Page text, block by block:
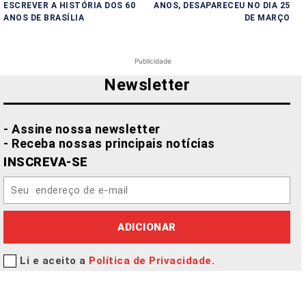
ESCREVER A HISTÓRIA DOS 60
ANOS DE BRASÍLIA
ANOS, DESAPARECEU NO DIA 25
DE MARÇO
Publicidade
Newsletter
- Assine nossa newsletter
- Receba nossas principais notícias
INSCREVA-SE
ADICIONAR
Li e aceito a Política de Privacidade.